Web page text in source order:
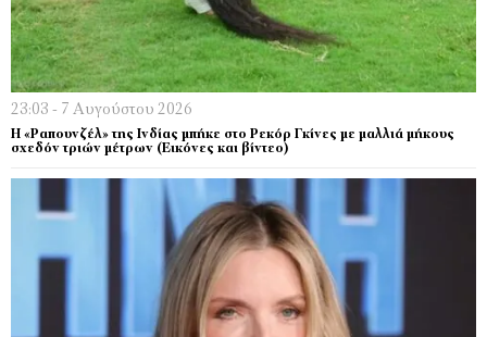
23:03 - 7 Αυγούστου 2026
Η «Ραπουνζέλ» της Ινδίας μπήκε στο Ρεκόρ Γκίνες με μαλλιά μήκους
σχεδόν τριών μέτρων (Εικόνες και βίντεο)